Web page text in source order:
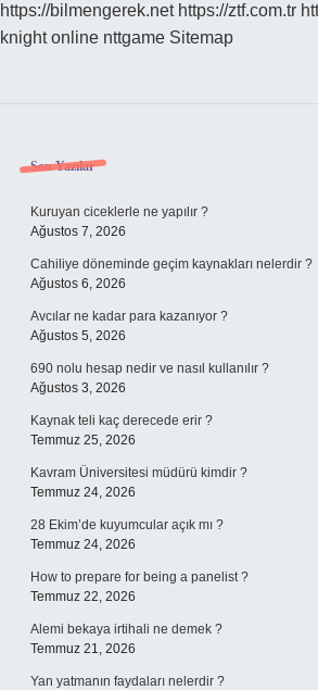
https://bilmengerek.net https://ztf.com.tr
knight online nttgame Sitemap
Sidebar
Son Yazılar
Kuruyan ciceklerle ne yapılır ?
Ağustos 7, 2026
Cahiliye döneminde geçim kaynakları nelerdir ?
Ağustos 6, 2026
Avcılar ne kadar para kazanıyor ?
Ağustos 5, 2026
690 nolu hesap nedir ve nasıl kullanılır ?
Ağustos 3, 2026
Kaynak teli kaç derecede erir ?
Temmuz 25, 2026
Kavram Üniversitesi müdürü kimdir ?
Temmuz 24, 2026
28 Ekim’de kuyumcular açık mı ?
Temmuz 24, 2026
How to prepare for being a panelist ?
Temmuz 22, 2026
Alemi bekaya irtihali ne demek ?
Temmuz 21, 2026
Yan yatmanın faydaları nelerdir ?